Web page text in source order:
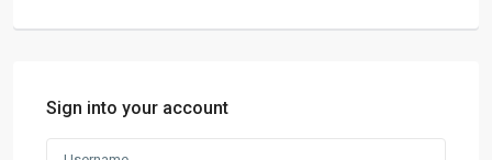
Sign into your account
Termine nur nach Vereinbarung